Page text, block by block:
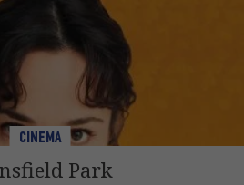
CINEMA
Park